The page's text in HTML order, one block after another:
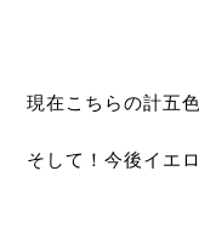
現在こちらの計五
そして！今後イエ